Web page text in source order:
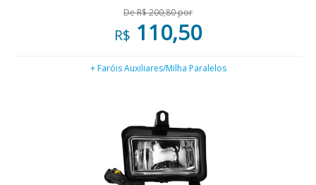
De R$ 200,80 por
R$ 110,50
+ Faróis Auxiliares/Milha Paralelos